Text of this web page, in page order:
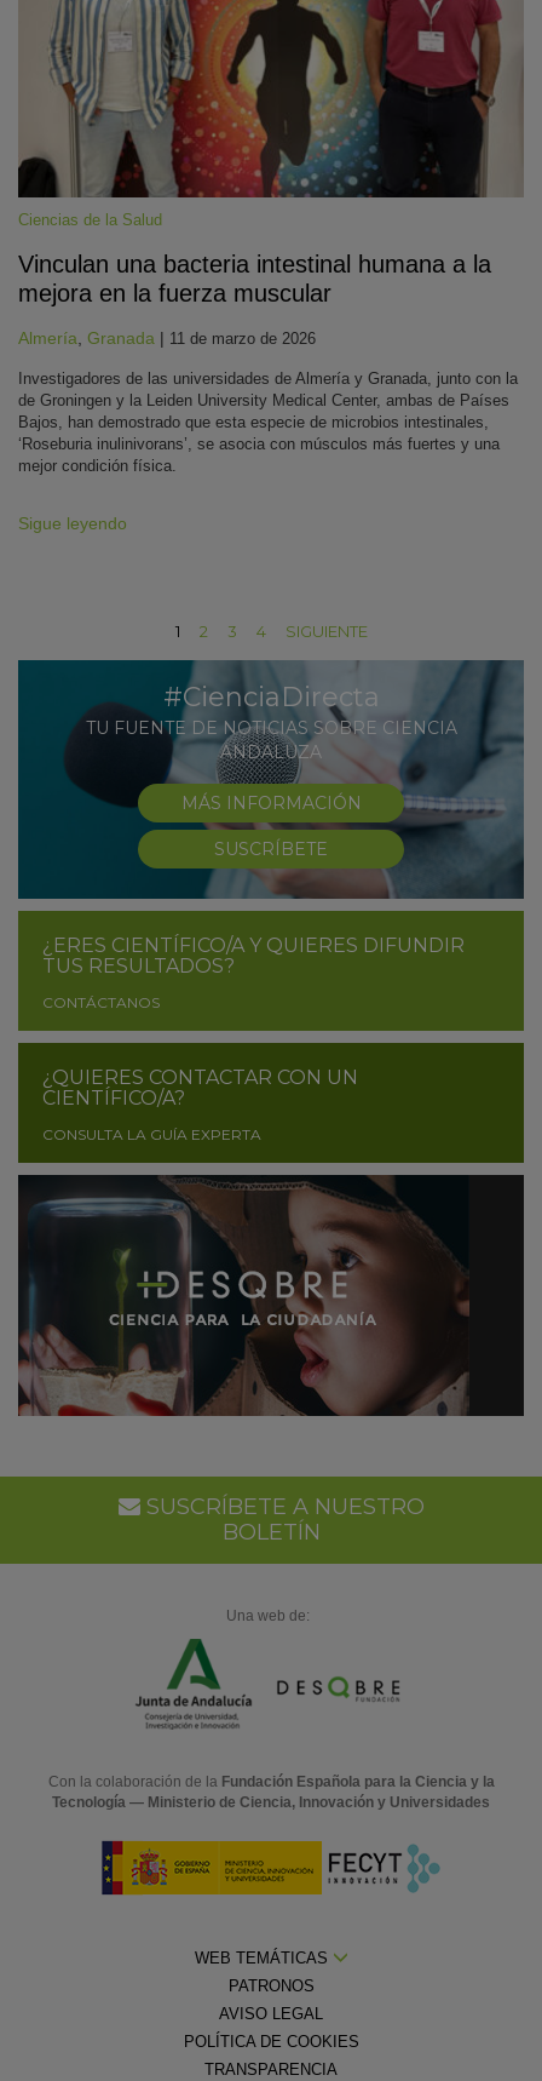
Ciencias de la Salud
Vinculan una bacteria intestinal humana a la
mejora en la fuerza muscular
Almería Granada | 11 de marzo de 2026
Investigadores de las universidades de Almería y Granada, junto con la
de Groningen y la Leiden University Medical Center, ambas de Países
Bajos, han demostrado que esta especie de microbios intestinales,
‘Roseburia inulinivorans’, se asocia con músculos más fuertes y una
mejor condición física.
Sigue leyendo
1 2 3 4 SIGUIENTE
#CienciaDirecta
TU FUENTE DE NOTICIAS SOBRE CIENCIA
ANDALUZA
MÁS INFORMACIÓN
SUSCRÍBETE
¿ERES CIENTÍFICO/A Y QUIERES DIFUNDIR
TUS RESULTADOS?
CONTÁCTANOS
¿QUIERES CONTACTAR CON UN
CIENTÍFICO/A?
CONSULTA LA GUÍA EXPERTA
SUSCRÍBETE A NUESTRO
BOLETÍN
Una web de:
Con la colaboración de la Fundación Española para la Ciencia y la
Tecnología — Ministerio de Ciencia, Innovación y Universidades
WEB TEMÁTICAS
PATRONOS
AVISO LEGAL
POLÍTICA DE COOKIES
TRANSPARENCIA